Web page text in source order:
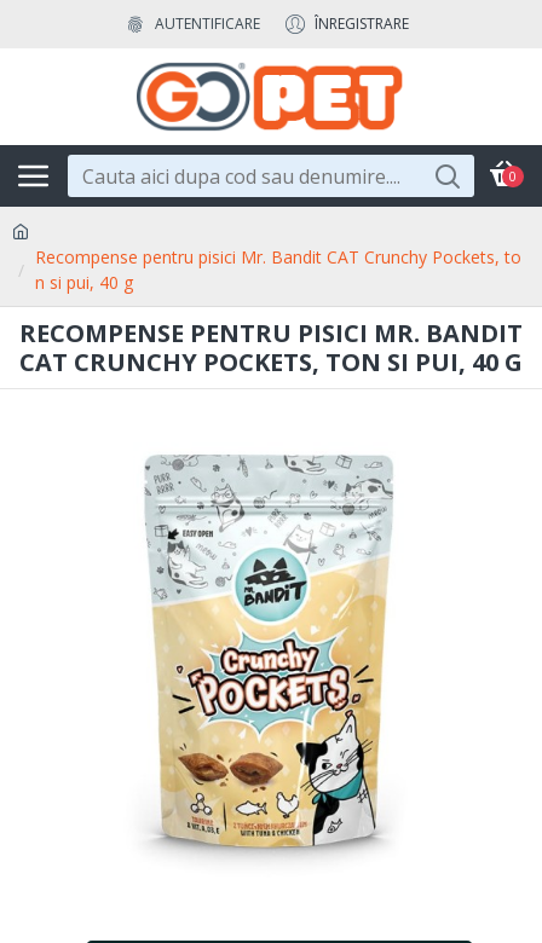
AUTENTIFICARE ÎNREGISTRARE
0
Recompense pentru pisici Mr. Bandit CAT Crunchy Pockets, to
n si pui, 40 g
RECOMPENSE PENTRU PISICI MR. BANDIT
CAT CRUNCHY POCKETS, TON SI PUI, 40 G